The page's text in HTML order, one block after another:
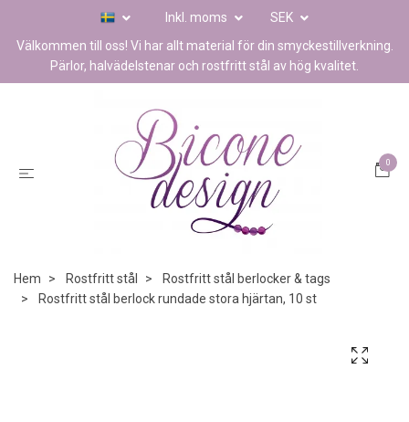
Inkl. moms
SEK
Välkommen till oss! Vi har allt material för din smyckestillverkning.
Pärlor, halvädelstenar och rostfritt stål av hög kvalitet.
0
Hem Rostfritt stål
Rostfritt stål berlocker & tags
Rostfritt stål berlock rundade stora hjärtan, 10 st